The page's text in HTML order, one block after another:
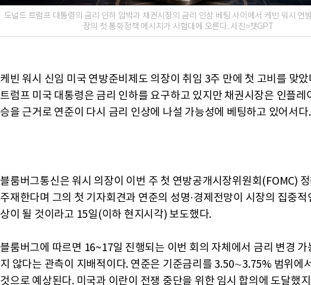
도널드 트럼프 대통령의 금리 인하 압박과 채권시장의 금리 인상 베팅 사이에서 케빈 워시 연
장의 첫 통화정책 메시지가 시험대에 오른다. 사진=챗GPT
케빈 워시 신임 미국 연방준비제도 의장이 취임 3주 만에 첫 고비를 맞
트럼프 미국 대통령은 금리 인하를 요구하고 있지만 채권시장은 인플레
승을 근거로 연준이 다시 금리 인상에 나설 가능성에 베팅하고 있어서다.
블룸버그통신은 워시 의장이 이번 주 첫 연방공개시장위원회(FOMC)
주재한다며 그의 첫 기자회견과 연준의 성명·경제전망이 시장의 집중적
상이 될 것이라고 15일(이하 현지시각) 보도했다.
블룸버그에 따르면 16~17일 진행되는 이번 회의 자체에서 금리 변경 가
지 않다는 관측이 지배적이다. 연준은 기준금리를 3.50∼3.75% 범위에
것으로 예상된다. 미국과 이란이 전쟁 중단을 위한 임시 합의에 도달했